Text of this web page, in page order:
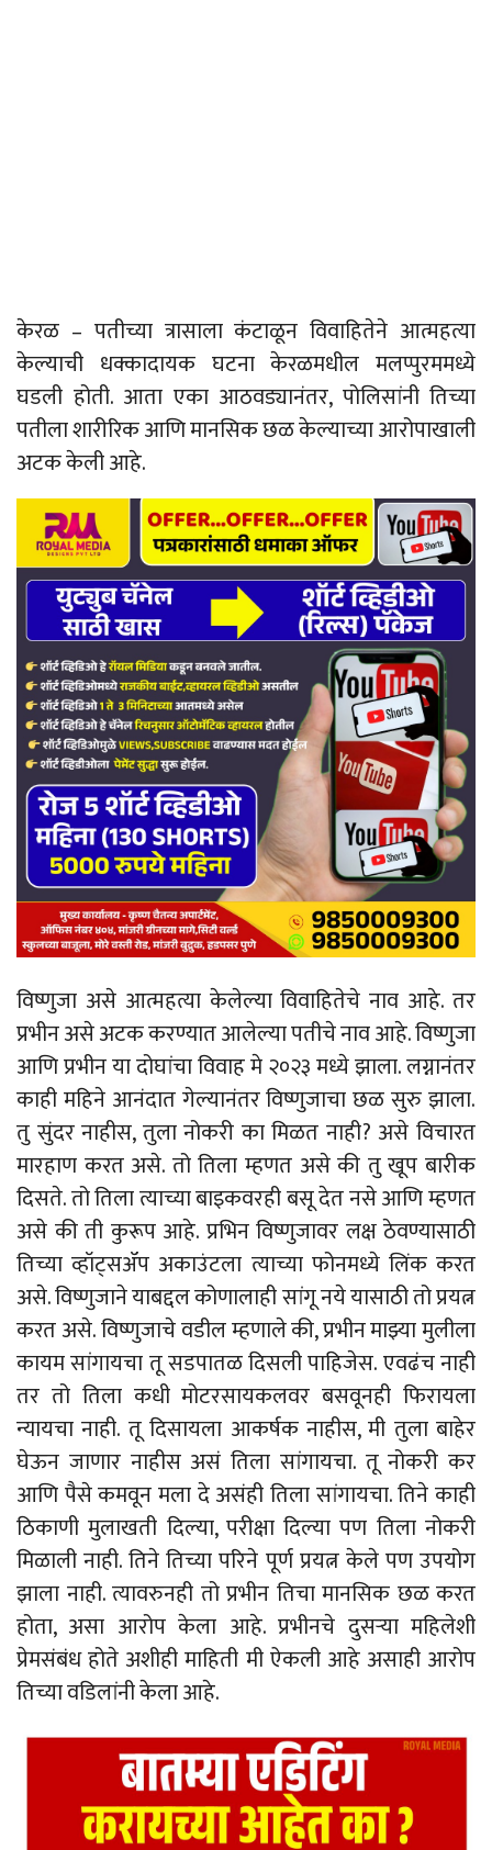
केरळ – पतीच्या त्रासाला कंटाळून विवाहितेने आत्महत्या
केल्याची धक्कादायक घटना केरळमधील मलप्पुरममध्ये
घडली होती. आता एका आठवड्यानंतर, पोलिसांनी तिच्या
पतीला शारीरिक आणि मानसिक छळ केल्याच्या आरोपाखाली
अटक केली आहे.
विष्णुजा असे आत्महत्या केलेल्या विवाहितेचे नाव आहे. तर
प्रभीन असे अटक करण्यात आलेल्या पतीचे नाव आहे. विष्णुजा
आणि प्रभीन या दोघांचा विवाह मे २०२३ मध्ये झाला. लग्नानंतर
काही महिने आनंदात गेल्यानंतर विष्णुजाचा छळ सुरु झाला.
तु सुंदर नाहीस, तुला नोकरी का मिळत नाही? असे विचारत
मारहाण करत असे. तो तिला म्हणत असे की तु खूप बारीक
दिसते. तो तिला त्याच्या बाइकवरही बसू देत नसे आणि म्हणत
असे की ती कुरूप आहे. प्रभिन विष्णुजावर लक्ष ठेवण्यासाठी
तिच्या व्हॉट्सॲप अकाउंटला त्याच्या फोनमध्ये लिंक करत
असे. विष्णुजाने याबद्दल कोणालाही सांगू नये यासाठी तो प्रयत्न
करत असे. विष्णुजाचे वडील म्हणाले की, प्रभीन माझ्या मुलीला
कायम सांगायचा तू सडपातळ दिसली पाहिजेस. एवढंच नाही
तर तो तिला कधी मोटरसायकलवर बसवूनही फिरायला
न्यायचा नाही. तू दिसायला आकर्षक नाहीस, मी तुला बाहेर
घेऊन जाणार नाहीस असं तिला सांगायचा. तू नोकरी कर
आणि पैसे कमवून मला दे असंही तिला सांगायचा. तिने काही
ठिकाणी मुलाखती दिल्या, परीक्षा दिल्या पण तिला नोकरी
मिळाली नाही. तिने तिच्या परिने पूर्ण प्रयत्न केले पण उपयोग
झाला नाही. त्यावरुनही तो प्रभीन तिचा मानसिक छळ करत
होता, असा आरोप केला आहे. प्रभीनचे दुसऱ्या महिलेशी
प्रेमसंबंध होते अशीही माहिती मी ऐकली आहे असाही आरोप
तिच्या वडिलांनी केला आहे.